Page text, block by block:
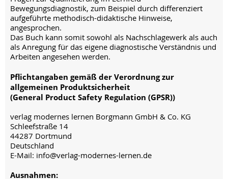
Bewegungsdiagnostik, zum Beispiel durch differenziert
aufgeführte methodisch-didaktische Hinweise,
angesprochen.
Das Buch kann somit sowohl als Nachschlagewerk als auch
als Anregung für das eigene diagnostische Verständnis und
Arbeiten angesehen werden.
Pflichtangaben gemäß der Verordnung zur
allgemeinen Produktsicherheit
(General Product Safety Regulation (GPSR))
verlag modernes lernen Borgmann GmbH & Co. KG
Schleefstraße 14
44287 Dortmund
Deutschland
E-Mail: info@verlag-modernes-lernen.de
Ausnahmen: